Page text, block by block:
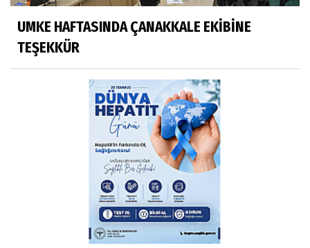
UMKE HAFTASINDA ÇANAKKALE EKİBİNE
TEŞEKKÜR